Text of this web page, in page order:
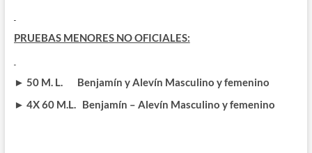
PRUEBAS MENORES NO OFICIALES:
► 50 M. L. Benjamín y Alevín Masculino y femenino
► 4X 60 M.L. Benjamín – Alevín Masculino y femenino